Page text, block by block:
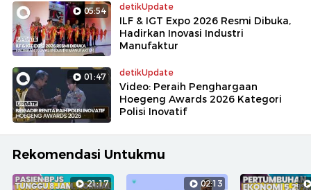
05:54 detikUpdate
ILF & IGT Expo 2026 Resmi Dibuka,
Hadirkan Inovasi Industri
Manufaktur
01:47 detikUpdate
Video: Peraih Penghargaan
Hoegeng Awards 2026 Kategori
Polisi Inovatif
Rekomendasi Untukmu
21:17 02:13